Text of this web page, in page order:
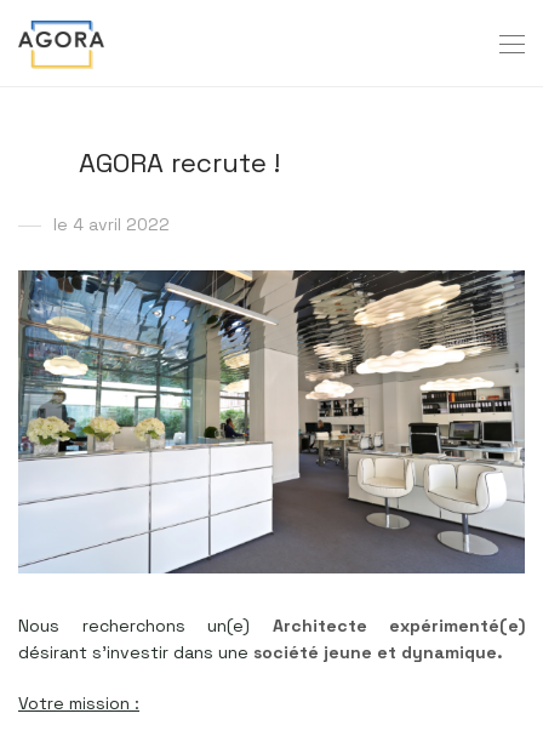
AGORA recrute !
le 4 avril 2022
Nous recherchons un(e) Architecte expérimenté(e)
désirant s’investir dans une société jeune et dynamique.
Votre mission :